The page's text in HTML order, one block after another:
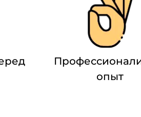
опыт